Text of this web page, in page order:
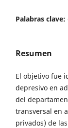
Palabras clave:
Resumen
El objetivo fue
depresivo en
del
transversal en
privados) de